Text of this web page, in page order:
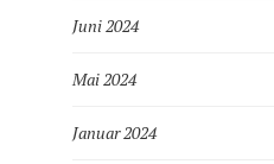
Juni 2024
Mai 2024
Januar 2024